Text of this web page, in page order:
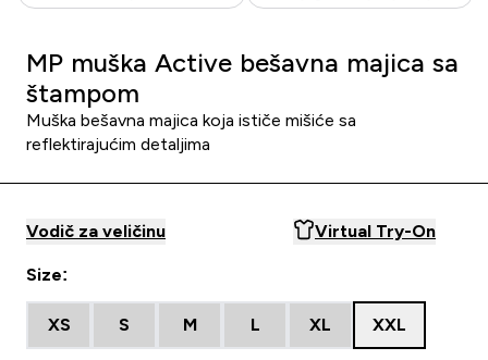
MP muška Active bešavna majica sa
štampom
Muška bešavna majica koja ističe mišiće sa
reflektirajućim detaljima
Vodič za veličinu Virtual Try-On
Size:
XS S M L XL XXL